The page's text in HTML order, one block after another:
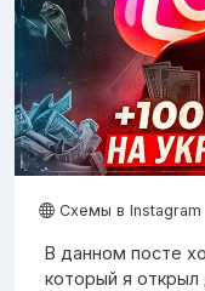
Схемы в Instagram
В данном посте
который я открыл